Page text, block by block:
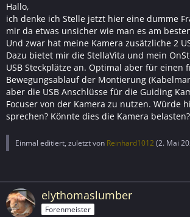
Hallo,
ich denke ich Stelle jetzt hier eine dumme
mir da etwas unsicher wie man es am
Und zwar hat meine Kamera zusätzliche 2
Dazu bietet mir die StellaVita und mein
USB Steckplätze an. Optimal aber für einen
Bewegungsablauf der Montierung
aber die USB Anschlüsse für die Guiding
Focuser von der Kamera zu nutzen. Würde
sprechen? Könnte dies die Kamera belasten?
Einmal editiert, zuletzt von Reinhard1012 (2. Mai
elythomaslumber
Forenmeister